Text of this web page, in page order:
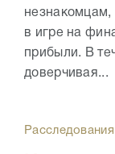
в игре на
прибыли. В
доверчивая...
Расследования